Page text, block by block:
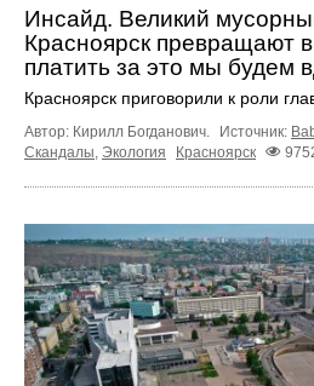
Инсайд. Великий
Красноярск превращают
платить за это мы будем
Красноярск приговорили к роли
Автор: Кирилл Богданович. Источник:
Скандалы, Экология Красноярск